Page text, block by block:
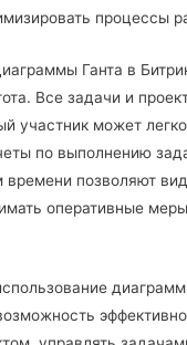
процессы
Ганта в
Все задачи и
участник может
по выполнению
времени позволяют
оперативные